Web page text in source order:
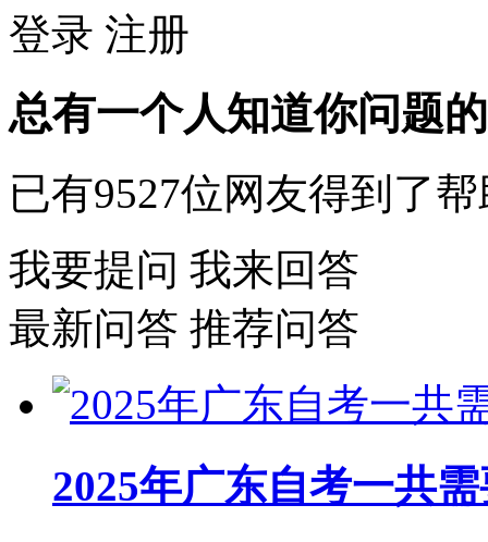
登录 注册
总有一个人知道你问题
已有9527位网友得到了帮
我要提问 我来回答
最新问答 推荐问答
2025年广东自考一共